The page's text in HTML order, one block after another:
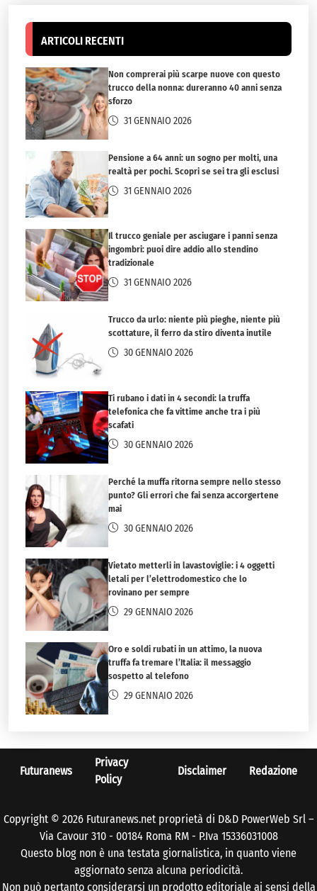
ARTICOLI RECENTI
Non comprerai più scarpe nuove con questo
trucco della nonna: dureranno 40 anni senza
sforzo
31 GENNAIO 2026
Pensione a 64 anni: un sogno per molti, una
realtà per pochi. Scopri se sei tra gli esclusi
31 GENNAIO 2026
Il trucco geniale per asciugare i panni senza
ingombri: puoi dire addio allo stendino
tradizionale
31 GENNAIO 2026
Trucco da urlo: niente più pieghe, niente più
scottature, il ferro da stiro diventa inutile
30 GENNAIO 2026
Ti rubano i dati in 4 secondi: la truffa
telefonica che fa vittime anche tra i più
scafati
30 GENNAIO 2026
Perché la muffa ritorna sempre nello stesso
punto? Gli errori che fai senza accorgertene
mai
30 GENNAIO 2026
Vietato metterli in lavastoviglie: i 4 oggetti
letali per l’elettrodomestico che lo
rovinano per sempre
29 GENNAIO 2026
Oro e soldi rubati in un attimo, la nuova
truffa fa tremare l’Italia: il messaggio
sospetto al telefono
29 GENNAIO 2026
Futuranews
Privacy
Policy
Disclaimer Redazione
Copyright © 2026 Futuranews.net proprietà di D&D PowerWeb Srl –
Via Cavour 310 - 00184 Roma RM - P.Iva 15336031008
Questo blog non è una testata giornalistica, in quanto viene
aggiornato senza alcuna periodicità.
Non può pertanto considerarsi un prodotto editoriale ai sensi della